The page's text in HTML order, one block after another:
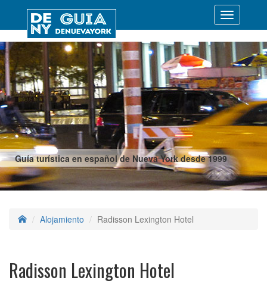
Guía turística en español de Nueva York desde 1999
Desplegar
Alojamiento Radisson Lexington Hotel
Radisson Lexington Hotel